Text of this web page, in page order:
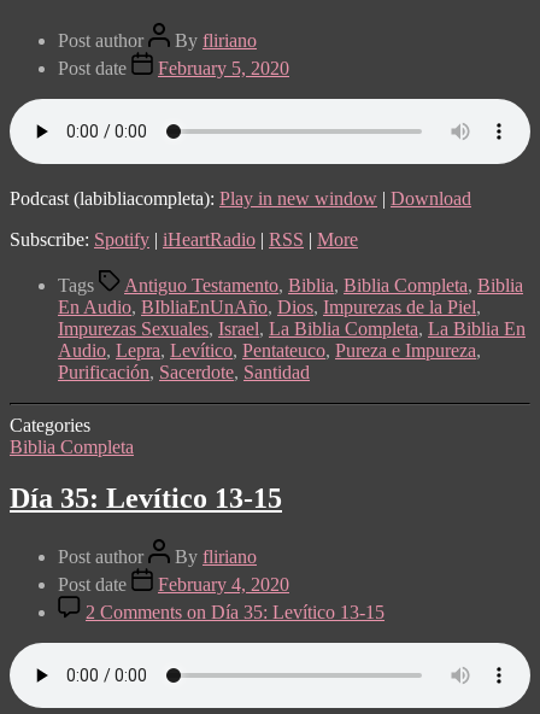
Post author By fliriano
Post date
February 5, 2020
Podcast (labibliacompleta): Play in new window | Download
Subscribe: Spotify | iHeartRadio | RSS | More
Tags Antiguo Testamento, Biblia, Biblia Completa, Biblia
En Audio, BIbliaEnUnAño, Dios, Impurezas de la Piel,
Impurezas Sexuales, Israel, La Biblia Completa, La Biblia En
Audio, Lepra, Levítico, Pentateuco, Pureza e Impureza,
Purificación, Sacerdote, Santidad
Categories
Biblia Completa
Día 35: Levítico 13-15
Post author By fliriano
Post date
February 4, 2020
2 Comments on Día 35: Levítico 13-15